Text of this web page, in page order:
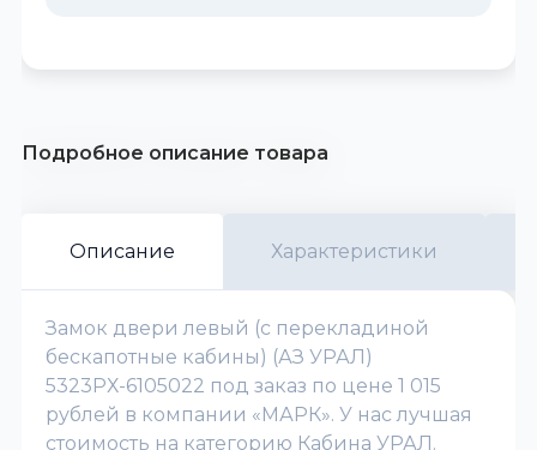
Подробное описание товара
Описание Характеристики
Замок двери левый (с перекладиной
бескапотные кабины) (АЗ УРАЛ)
5323РХ-6105022 под заказ по цене 1 015
рублей в компании «МАРК». У нас лучшая
стоимость на категорию Кабина УРАЛ.